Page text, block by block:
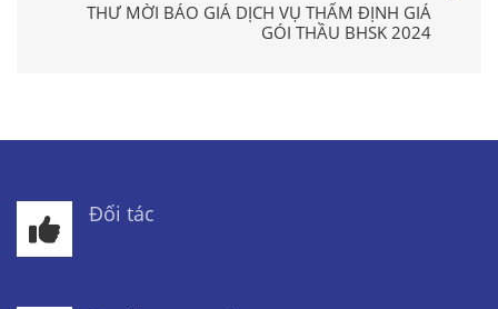
THƯ MỜI BÁO GIÁ DỊCH VỤ THẨM ĐỊNH GIÁ
GÓI THẦU BHSK 2024
Đối tác